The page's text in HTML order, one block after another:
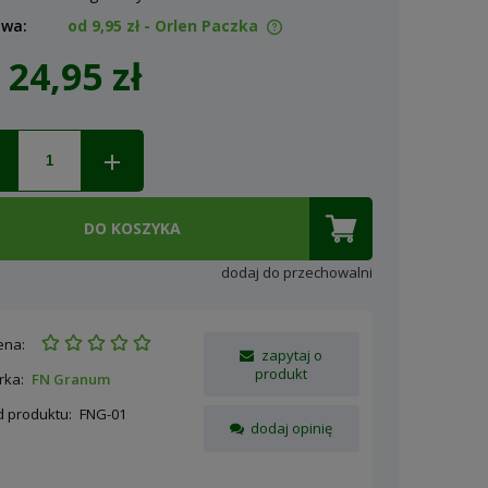
od 9,95 zł - Orlen Paczka
nie zawiera ewentualnych
płatności
24,95 zł
DO KOSZYKA
dodaj do przechowalni
FN Granum
produktu: FNG-01
zapytaj o
produkt
dodaj opinię